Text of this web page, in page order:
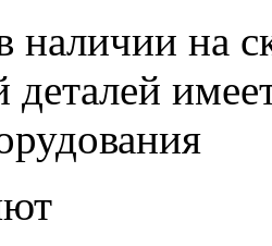
наличии на